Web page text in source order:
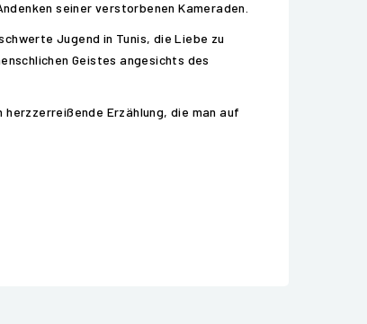
seiner verstorbenen Kameraden.
Jugend in Tunis, die Liebe zu
Geistes angesichts des
Erzählung, die man auf